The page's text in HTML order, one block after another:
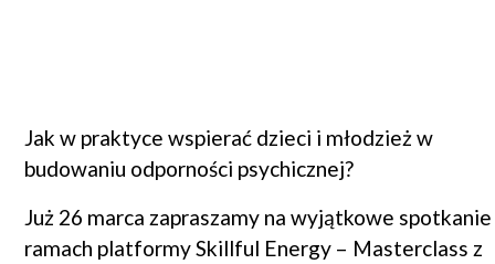
Jak w praktyce wspierać dzieci i młodzież w
budowaniu odporności psychicznej?
Już 26 marca zapraszamy na wyjątkowe
ramach platformy Skillful Energy – Masterclass z